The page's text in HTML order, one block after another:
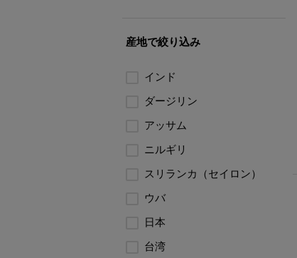
産地で絞り込み
インド
ダージリン
アッサム
ニルギリ
スリランカ（セイロン）
ウバ
日本
台湾